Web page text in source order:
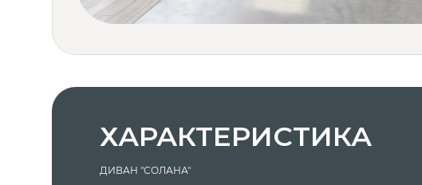
ХАРАКТЕРИСТИКА
ДИВАН "СОЛАНА"